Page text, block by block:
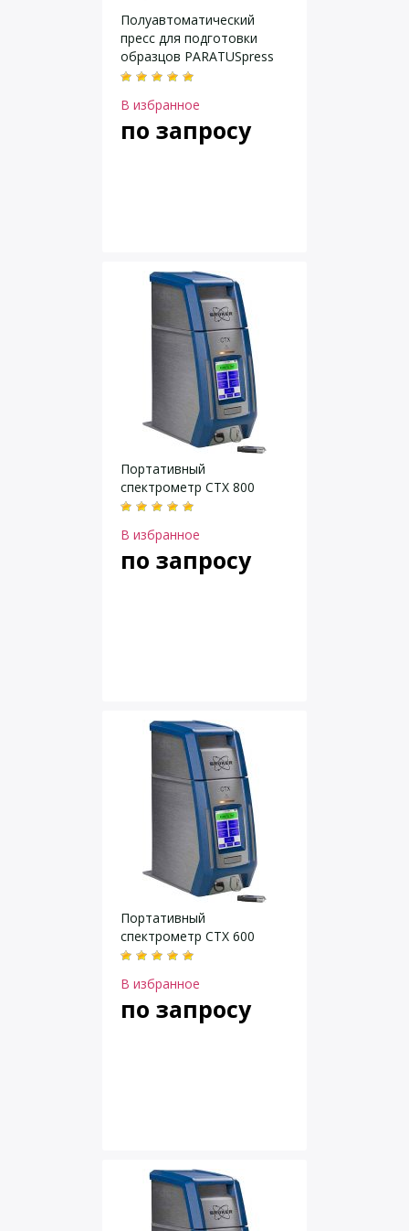
Полуавтоматический
пресс для подготовки
образцов PARATUSpress
P101
В избранное
по запросу
Портативный
спектрометр CTX 800
В избранное
по запросу
Портативный
спектрометр CTX 600
В избранное
по запросу